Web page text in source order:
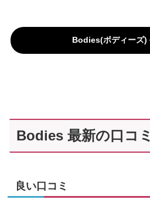
Bodies(ボディーズ)
Bodies 最新の口コミ
良い口コミ